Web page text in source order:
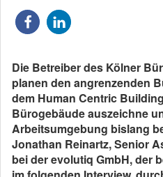
Die Betreiber des Kölner
planen den angrenzenden
dem Human Centric
Bürogebäude auszeichne
Arbeitsumgebung bislang
Jonathan Reinartz, Senior
bei der evolutiq GmbH, der